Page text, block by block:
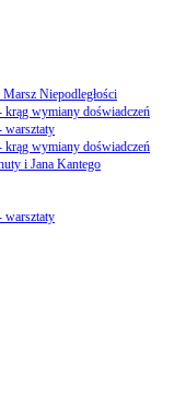
Niepodległości
wymiany doświadczeń
warsztaty
wymiany doświadczeń
i Jana Kantego
warsztaty